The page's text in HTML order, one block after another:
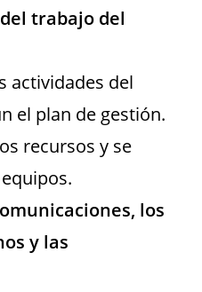
trabajo del
actividades del
el plan de gestión.
recursos y se
los
y las